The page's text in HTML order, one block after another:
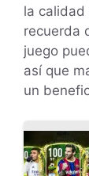
la calidad
recuerda
juego
así que
un